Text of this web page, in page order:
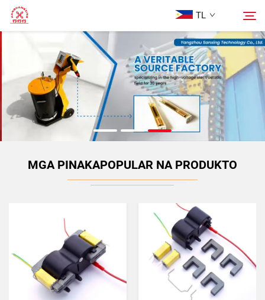
TL
Homepage
Mga Produkto
Makipag-ugnayan sa Amin
Hanapin
MGA PINAKAPOPULAR NA PRODUKTO